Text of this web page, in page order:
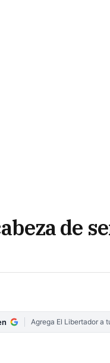
de
Agrega El Libertador a